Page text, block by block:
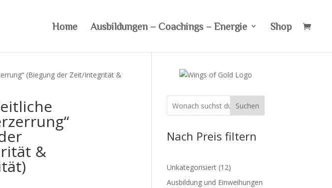
Home Ausbildungen – Coachings – Energie Shop
(Biegung der Zeit/Integrität &
&
Suchen
Nach Preis filtern
Unkategorisiert 1212
Produkte
Ausbildung und Einweihungen